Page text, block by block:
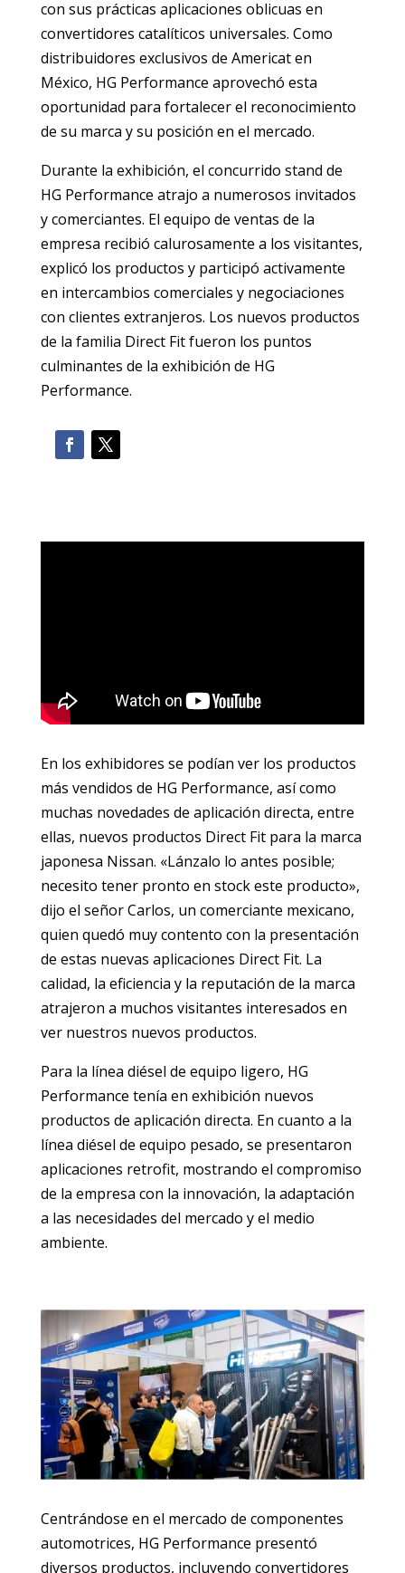
con sus prácticas aplicaciones oblicuas en
convertidores catalíticos universales. Como
distribuidores exclusivos de Americat en
México, HG Performance aprovechó esta
oportunidad para fortalecer el reconocimiento
de su marca y su posición en el mercado.
Durante la exhibición, el concurrido stand de
HG Performance atrajo a numerosos invitados
y comerciantes. El equipo de ventas de la
empresa recibió calurosamente a los visitantes,
explicó los productos y participó activamente
en intercambios comerciales y negociaciones
con clientes extranjeros. Los nuevos productos
de la familia Direct Fit fueron los puntos
culminantes de la exhibición de HG
Performance.
En los exhibidores se podían ver los productos
más vendidos de HG Performance, así como
muchas novedades de aplicación directa, entre
ellas, nuevos productos Direct Fit para la marca
japonesa Nissan. «Lánzalo lo antes posible;
necesito tener pronto en stock este producto»,
dijo el señor Carlos, un comerciante mexicano,
quien quedó muy contento con la presentación
de estas nuevas aplicaciones Direct Fit. La
calidad, la eficiencia y la reputación de la marca
atrajeron a muchos visitantes interesados en
ver nuestros nuevos productos.
Para la línea diésel de equipo ligero, HG
Performance tenía en exhibición nuevos
productos de aplicación directa. En cuanto a la
línea diésel de equipo pesado, se presentaron
aplicaciones retrofit, mostrando el compromiso
de la empresa con la innovación, la adaptación
a las necesidades del mercado y el medio
ambiente.
Centrándose en el mercado de componentes
automotrices, HG Performance presentó
diversos productos, incluyendo convertidores